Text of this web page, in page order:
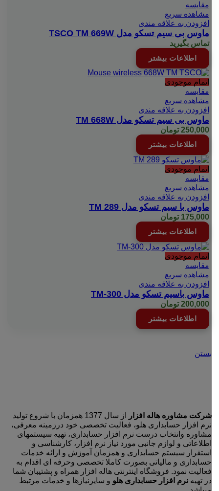
مقایسه
مشاهده سریع
افزودن به علاقه مندی
ماوس بی سیم تسکو مدل TSCO TM 669W
تماس بگیرید
اطلاعات بیشتر
اتمام موجودی
مقایسه
مشاهده سریع
افزودن به علاقه مندی
ماوس بی سیم تسکو مدل TM 668W
250,000 تومان
اطلاعات بیشتر
اتمام موجودی
مقایسه
مشاهده سریع
افزودن به علاقه مندی
ماوس با سیم تسکو مدل TM 289
175,000 تومان
اطلاعات بیشتر
اتمام موجودی
مقایسه
مشاهده سریع
افزودن به علاقه مندی
ماوس باسیم تسکو مدل TM-300
200,000 تومان
اطلاعات بیشتر
بستن
شرکت مشاوره هاله افزار
از سال 1377 همزمان با شروع تولید
نرم افزار حسابداری هلو، فعالیت تخصصی خود درزمینه معرفی،
مشاوره وانتخاب درست نرم افزار حسابداری، تهیه سیستمهای
اطلاعاتی و لوازم جانبی مورد نیاز نرم افزار، کارشناسی و
استقرار سیستم حسابداری و همزمان آموزش و ارائه خدمات
حسابداری و مالیاتی بصورت کاملا تخصصی وحرفه ای اقدام به
فعالیت نمود. فروشگاه اینترنتی هاله افزار همراه و پشتیبان شما
در تهیه نرم افزار حسابداری هلو و سایرنیازها و خدمات مرتبط